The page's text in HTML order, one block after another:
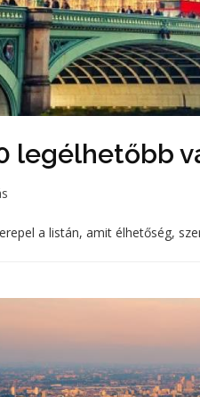
legélhetőbb
a listán, amit élhetőség,